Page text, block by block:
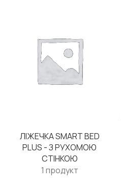
ЛІЖЕЧКА SMART BED
PLUS - З РУХОМОЮ
СТІНКОЮ
1 продукт